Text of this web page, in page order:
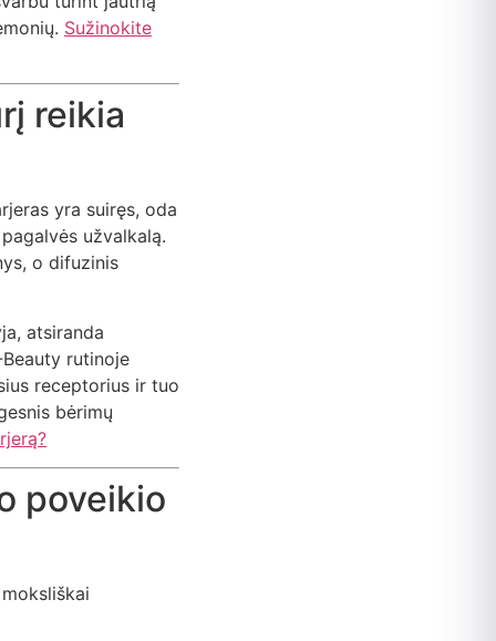
Sužinokite
reikia
yra suiręs, oda
užvalkalą.
o difuzinis
atsiranda
rutinoje
receptorius ir tuo
bėrimų
poveikio